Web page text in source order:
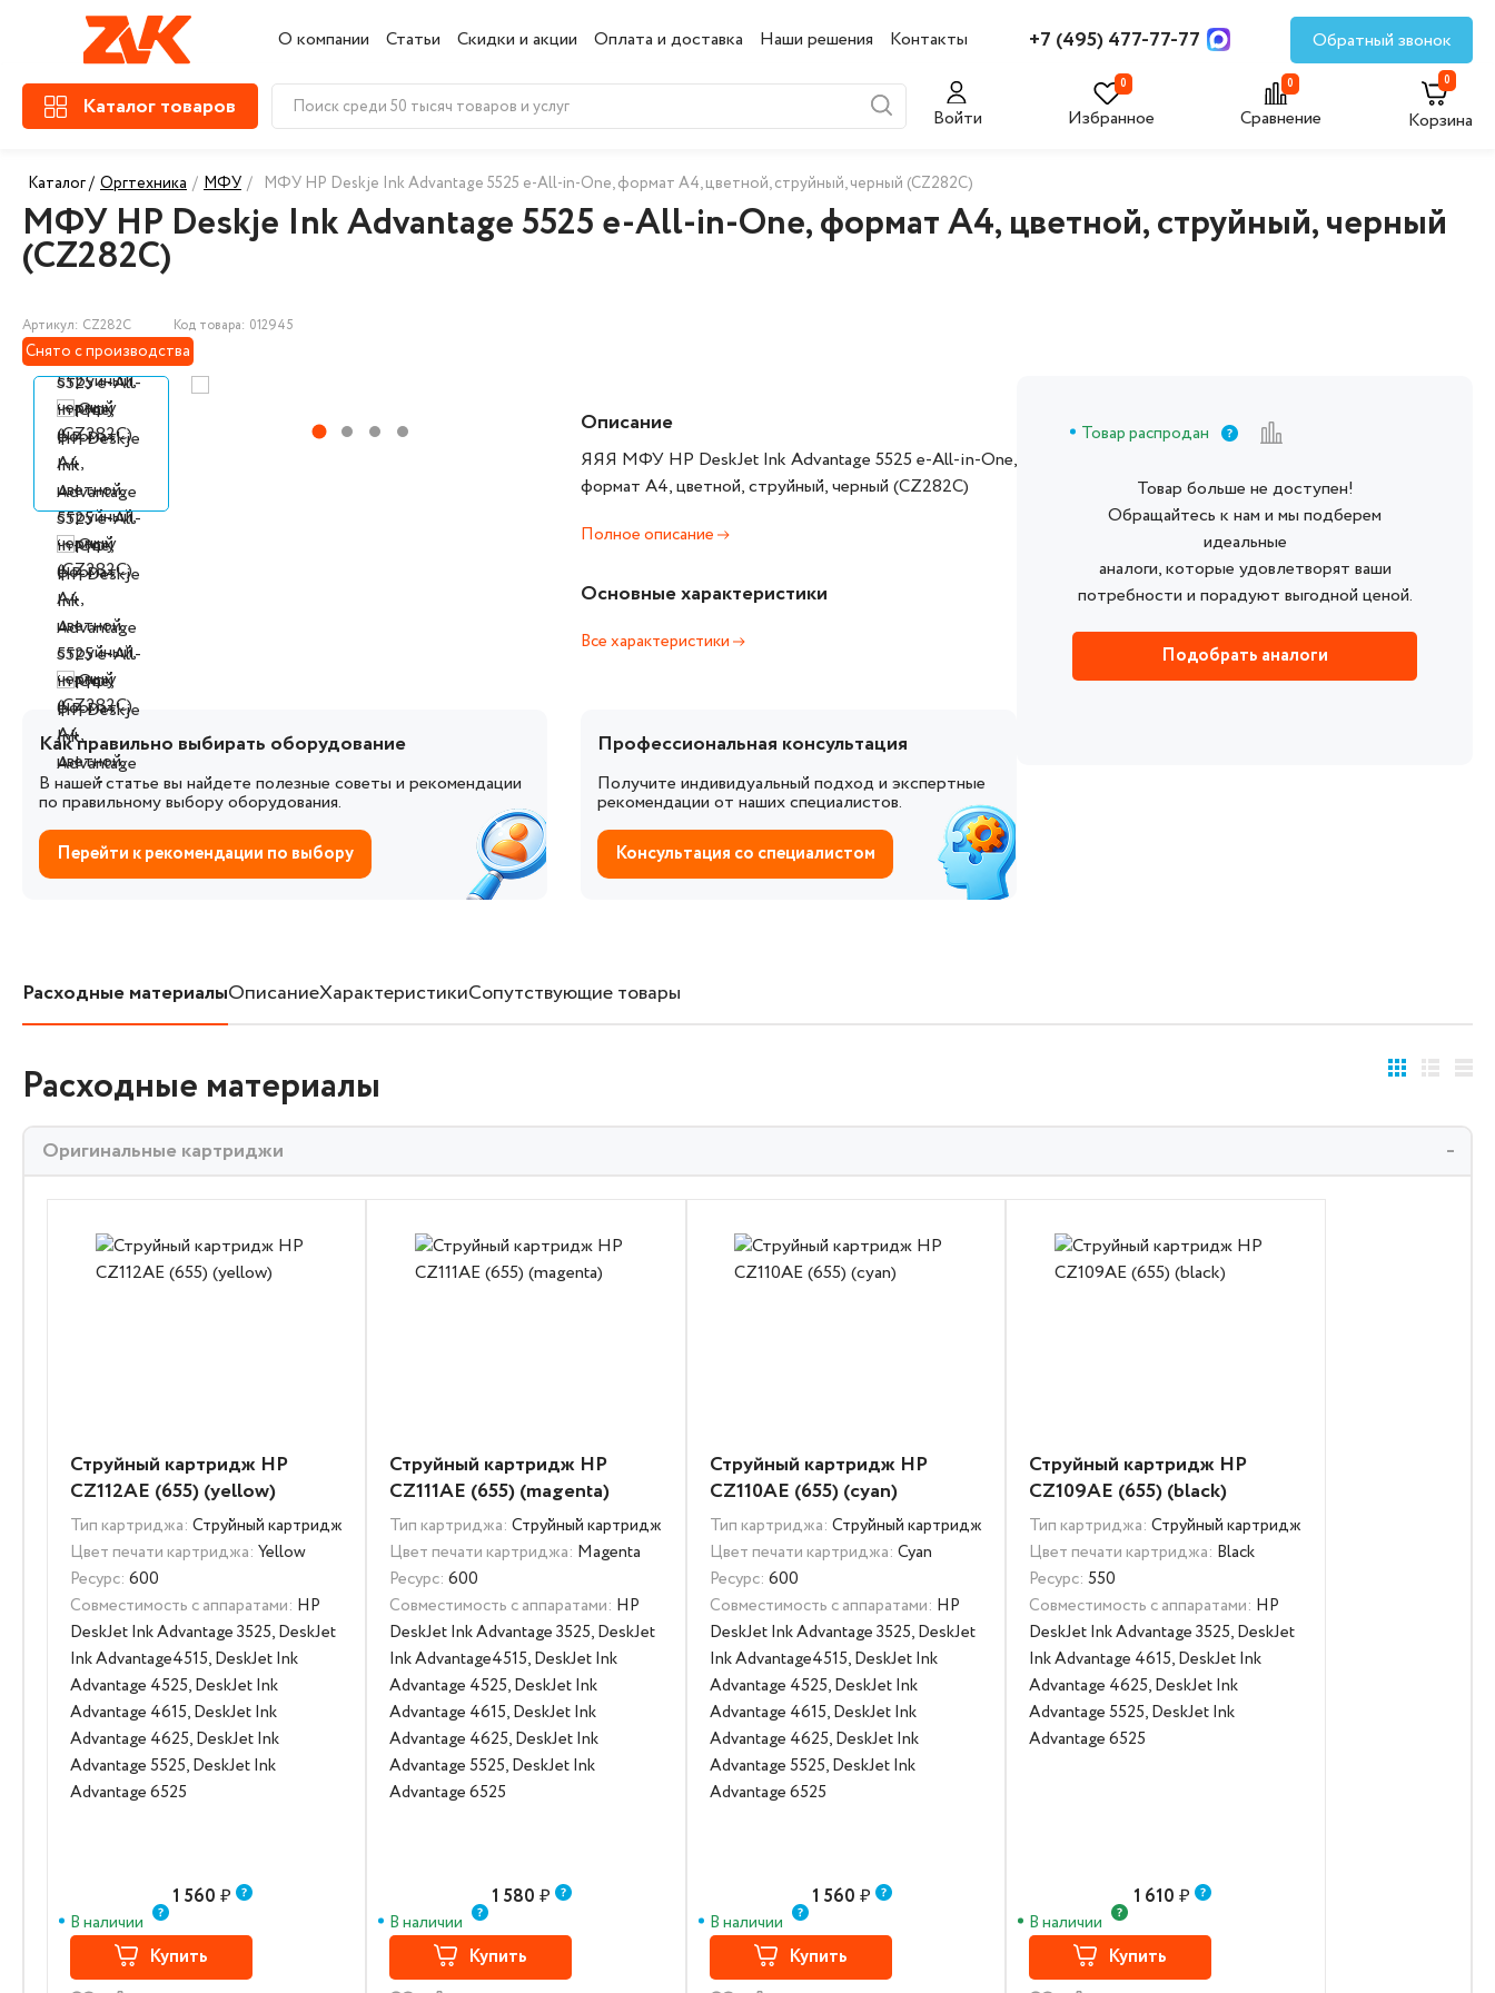
О компании Статьи Скидки и акции Оплата и доставка Наши решения Контакты +7 (495) 477-77-77 Обратный звонок
Каталог товаров Войти
0
Избранное
0
Сравнение
0
Корзина
Каталог / Оргтехника / МФУ / МФУ HP Deskje Ink Advantage 5525 e-All-in-One, формат А4, цветной, струйный, черный (CZ282C)
МФУ HP Deskje Ink Advantage 5525 e-All-in-One, формат А4, цветной, струйный, черный
(CZ282C)
Артикул: CZ282C Код товара: 012945
Снято с производства
Описание
ЯЯЯ МФУ HP DeskJet Ink Advantage 5525 e-All-in-One,
формат А4, цветной, струйный, черный (CZ282C)
Полное описание
Основные характеристики
Все характеристики
Профессиональная консультация
Получите индивидуальный подход и экспертные
рекомендации от наших специалистов.
Консультация со специалистом
Как правильно выбирать оборудование
В нашей статье вы найдете полезные советы и рекомендации
по правильному выбору оборудования.
Перейти к рекомендации по выбору
Товар распродан
Товар больше не доступен!
Обращайтесь к нам и мы подберем
идеальные
аналоги, которые удовлетворят ваши
потребности и порадуют выгодной ценой.
Подобрать аналоги
Расходные материалыОписаниеХарактеристикиСопутствующие товары
Расходные материалы
Оригинальные картриджи
Струйный картридж HP
CZ112AE (655) (yellow)
Тип картриджа: Струйный картридж
Цвет печати картриджа: Yellow
Ресурс: 600
Совместимость с аппаратами: HP
DeskJet Ink Advantage 3525, DeskJet
Ink Advantage4515, DeskJet Ink
Advantage 4525, DeskJet Ink
Advantage 4615, DeskJet Ink
Advantage 4625, DeskJet Ink
Advantage 5525, DeskJet Ink
Advantage 6525
1 560 ₽
В наличии
Купить
Струйный картридж HP
CZ111AE (655) (magenta)
Тип картриджа: Струйный картридж
Цвет печати картриджа: Magenta
Ресурс: 600
Совместимость с аппаратами: HP
DeskJet Ink Advantage 3525, DeskJet
Ink Advantage4515, DeskJet Ink
Advantage 4525, DeskJet Ink
Advantage 4615, DeskJet Ink
Advantage 4625, DeskJet Ink
Advantage 5525, DeskJet Ink
Advantage 6525
1 580 ₽
В наличии
Купить
Струйный картридж HP
CZ110AE (655) (cyan)
Тип картриджа: Струйный картридж
Цвет печати картриджа: Cyan
Ресурс: 600
Совместимость с аппаратами: HP
DeskJet Ink Advantage 3525, DeskJet
Ink Advantage4515, DeskJet Ink
Advantage 4525, DeskJet Ink
Advantage 4615, DeskJet Ink
Advantage 4625, DeskJet Ink
Advantage 5525, DeskJet Ink
Advantage 6525
1 560 ₽
В наличии
Купить
Струйный картридж HP
CZ109AE (655) (black)
Тип картриджа: Струйный картридж
Цвет печати картриджа: Black
Ресурс: 550
Совместимость с аппаратами: HP
DeskJet Ink Advantage 3525, DeskJet
Ink Advantage 4615, DeskJet Ink
Advantage 4625, DeskJet Ink
Advantage 5525, DeskJet Ink
Advantage 6525
1 610 ₽
В наличии
Купить